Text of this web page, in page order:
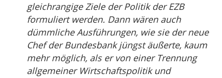
gleichrangige Ziele der Politik der EZB
formuliert werden. Dann wären auch
dümmliche Ausführungen, wie sie der neue
Chef der Bundesbank jüngst äußerte, kaum
mehr möglich, als er von einer Trennung
allgemeiner Wirtschaftspolitik und